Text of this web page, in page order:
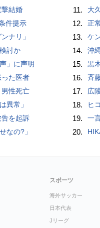
結婚
件提示
ナリ」
討か
」に声明
た医者
性死亡
異常」
を起訴
なの?」
11. 大
12. 正
13. ケ
14. 沖
15. 黒
16. 斉
17. 広
18. ヒ
19. 一
20.
スポーツ
海外サッカー
日本代表
Jリーグ